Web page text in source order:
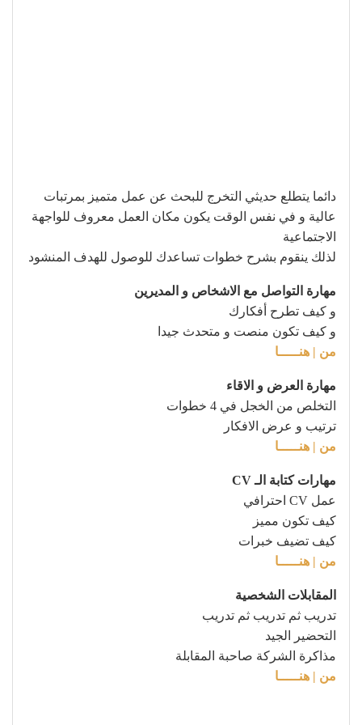
دائما يتطلع حديثي التخرج للبحث عن عمل متميز بمرتبات
عالية و في نفس الوقت يكون مكان العمل معروف للواجهة
الاجتماعية
لذلك ينقوم بشرح خطوات تساعدك للوصول للهدف المنشود
مهارة التواصل مع الاشخاص و المديرين
و كيف تطرح أفكارك
و كيف تكون منصت و متحدث جيدا
من | هنـــــا
مهارة العرض و الاقاء
التخلص من الخجل في 4 خطوات
ترتيب و عرض الافكار
من | هنـــــا
مهارات كتابة الـ CV
عمل CV احترافي
كيف تكون مميز
كيف تضيف خبرات
من | هنـــــا
المقابلات الشخصية
تدريب ثم تدريب ثم تدريب
التحضير الجيد
مذاكرة الشركة صاحبة المقابلة
من | هنـــــا